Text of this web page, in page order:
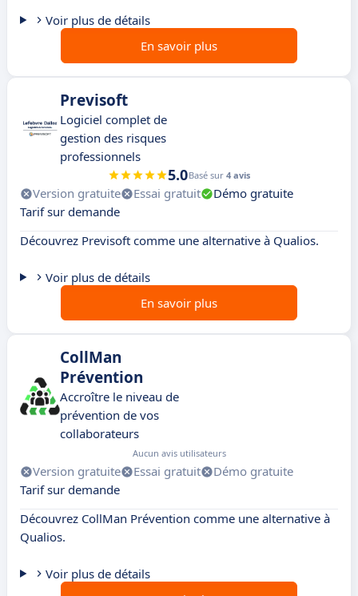
Voir plus de détails
En savoir plus
Previsoft
Logiciel complet de
gestion des risques
professionnels
5.0Basé sur 4 avis
Version gratuite Essai gratuit
Démo gratuite
Tarif sur demande
Découvrez Previsoft comme une alternative à Qualios.
Voir plus de détails
En savoir plus
CollMan
Prévention
Accroître le niveau de
prévention de vos
collaborateurs
Aucun avis utilisateurs
Version gratuite Essai gratuit
Démo gratuite
Tarif sur demande
Découvrez CollMan Prévention comme une alternative à
Qualios.
Voir plus de détails